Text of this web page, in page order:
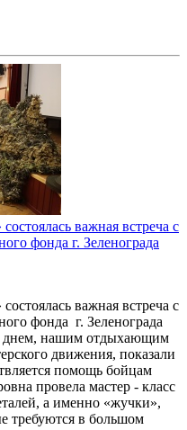
важная встреча с
фонда г. Зеленограда
важная встреча с
фонда г. Зеленограда
днем, нашим отдыхающим
движения, показали
помощь бойцам
провела мастер - класс
а именно «жучки»,
требуются в большом